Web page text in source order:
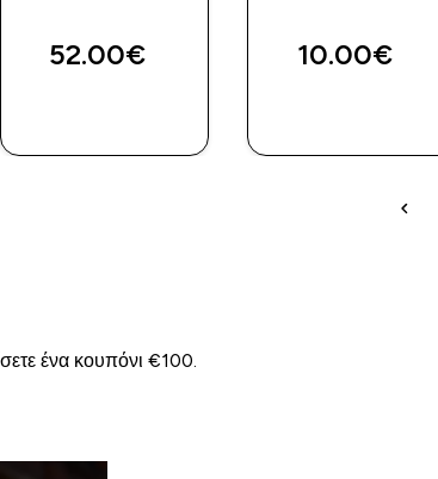
52.00€‎ 10.00€‎
ένα κουπόνι €100.